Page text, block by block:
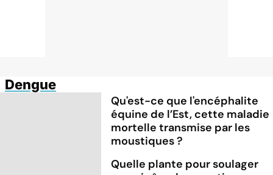
Dengue
Qu'est-ce que l'encéphalite
équine de l’Est, cette maladie
mortelle transmise par les
moustiques ?
Quelle plante pour soulager